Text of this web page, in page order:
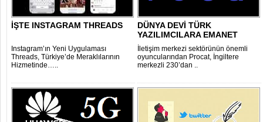
İŞTE INSTAGRAM THREADS
Instagram’ın Yeni Uygulaması
Threads, Türkiye’de Meraklılarının
Hizmetinde…..
DÜNYA DEVİ TÜRK
YAZILIMCILARA EMANET
İletişim merkezi sektörünün önemli
oyuncularından Procat, İngiltere
merkezli 230’dan ..